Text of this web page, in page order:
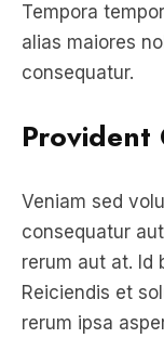
Tempora
alias maiores
consequatur.
Provident
Veniam sed
consequatur
rerum aut at. Id
Reiciendis et
rerum ipsa